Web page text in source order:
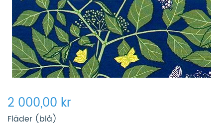
2 000,00 kr
Fläder (blå)